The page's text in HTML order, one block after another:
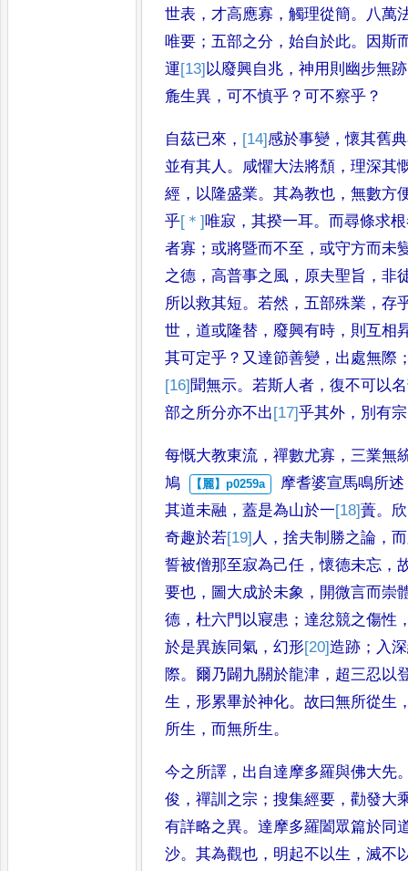
世表 ，才高應寡 ，觸理從簡。
八萬
唯要 ；五部之分 ，始自於此。
因斯
運[13] 以廢興自兆 ，神用 則幽步無跡
麁生異 ，可不慎乎 ？可不察乎 ？
自茲已來 ， [14]感於事變 ，懷其舊典
並有其人 。 咸懼大法將頹 ，理深其
經 ， 以隆盛業。其為教也 ，無數方
乎[＊]唯寂 ，其揆一耳。 而尋條求
者寡 ；或將暨而不至 ，或守方而未
之德 ， 高普事之風 ， 原夫聖旨 ，非
所以救其短。若然 ，五部殊業 ，存
世 ，道或隆替 ， 廢興有時 ， 則互相
其可定乎 ？ 又達節善變 ， 出處無際
[16] 聞無示。若斯人者 ，復不可以
部之所分亦不出 [17]乎其外 ， 別有
每慨大教東流 ，禪數尤寡 ，三業無
鳩
摩耆婆宣馬鳴所述
其道未融 ，蓋是為山於一[18]蕢。
奇趣於若[19] 人 ，捨夫制勝之論 ，
誓被僧那至寂為己任 ，懷德未忘 ，
要也 ， 圖大成於未象 ， 開微言而崇
德 ，杜六門以寢患 ；達忿競之傷性
於是異族同氣 ，幻形[20]造跡 ； 入深
際。爾乃闢九關於龍津 ， 超三忍以
生 ， 形累畢於神化。故曰無所從生
所生 ， 而無所生。
今之所譯 ， 出自達摩多羅與佛大先
俊 ，禪訓之宗 ；搜集經要 ，勸發大
有詳略之異。達摩多羅闔眾篇於同
沙。其為觀也 ， 明起不以生 ，滅不